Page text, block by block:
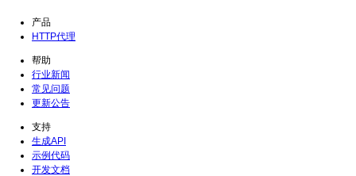
产品
HTTP代理
帮助
行业新闻
常见问题
更新公告
支持
生成API
示例代码
开发文档